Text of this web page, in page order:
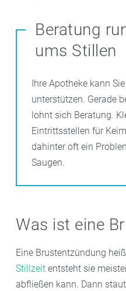
Beratung
ums Stillen
Ihre Apotheke kann
unterstützen. Gerade
lohnt sich Beratung.
Eintrittsstellen für
dahinter oft ein
Saugen.
Was ist eine
Eine Brustentzündung
Stillzeit entsteht sie
abfließen kann. Dann